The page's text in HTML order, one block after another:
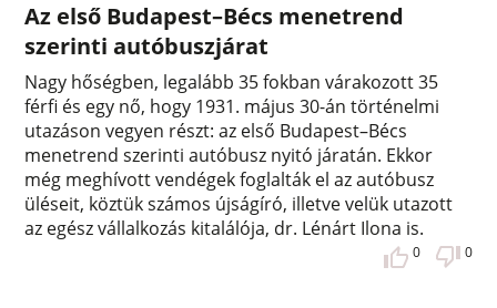
Az első Budapest–Bécs menetrend
szerinti autóbuszjárat
Nagy hőségben, legalább 35 fokban várakozott 35
férfi és egy nő, hogy 1931. május 30-án történelmi
utazáson vegyen részt: az első Budapest–Bécs
menetrend szerinti autóbusz nyitó járatán. Ekkor
még meghívott vendégek foglalták el az autóbusz
üléseit, köztük számos újságíró, illetve velük utazott
az egész vállalkozás kitalálója, dr. Lénárt Ilona is.
0 0